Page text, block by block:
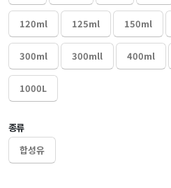
120ml 125ml 150ml
300ml 300mll 400ml
1000L
종류
합성유